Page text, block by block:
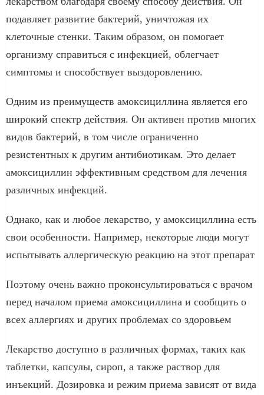
подавляет развитие бактерий, уничтожая их
клеточные стенки. Таким образом, он помогает
организму справиться с инфекцией, облегчает
симптомы и способствует выздоровлению.
Одним из преимуществ амоксициллина является его
широкий спектр действия. Он активен против многих
видов бактерий, в том числе ограниченно
резистентных к другим антибиотикам. Это делает
амоксициллин эффективным средством для лечения
различных инфекций.
Однако, как и любое лекарство, у амоксициллина есть
свои особенности. Например, некоторые люди могут
испытывать аллергическую реакцию на этот препарат
Поэтому очень важно проконсультироваться с врачом
перед началом приема амоксициллина и сообщить о
всех аллергиях и других проблемах со здоровьем
Лекарство доступно в различных формах, таких как
таблетки, капсулы, сироп, а также раствор для
инъекций. Дозировка и режим приема зависят от вида